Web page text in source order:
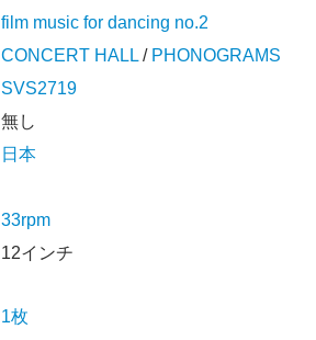
film music for dancing no.2
CONCERT HALL/ PHONOGRAMS
SVS2719
無し
日本
33rpm
12インチ
1枚